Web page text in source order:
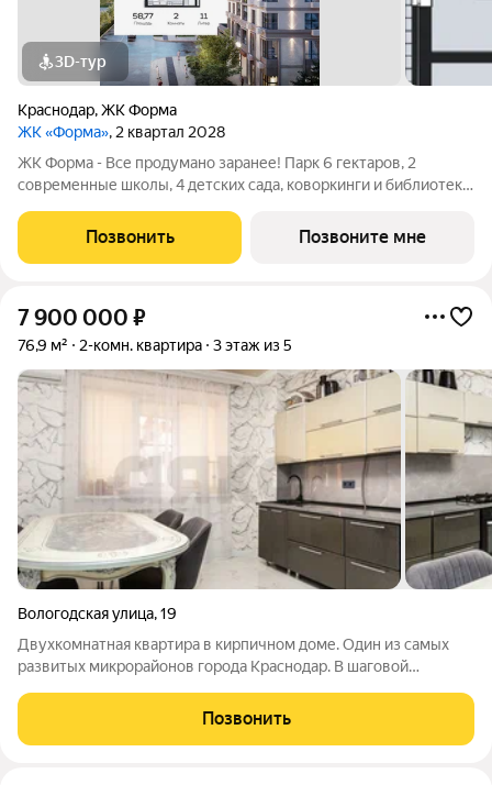
3D-тур
Краснодар,ЖК Форма
ЖК «Форма», 2 квартал 2028
ЖК Форма - Все продумано заранее! Парк 6 гектаров, 2
современные школы, 4 детских сада, коворкинги и библиотека,
собственный пункт полиции. Архитектурные решения
дополнены специальным освещением,
Позвонить Позвоните мне
7 900 000 ₽
76,9 м² 2-комн. квартира 3 этаж из 5
Вологодская улица,19
Двухкомнатная квартира в кирпичном доме. Один из самых
развитых микрорайонов города Краснодар. В шаговой
Галицкого, стадион Краснодар, супермаркеты, спортивный
комплекс Екатерининский,
Позвонить